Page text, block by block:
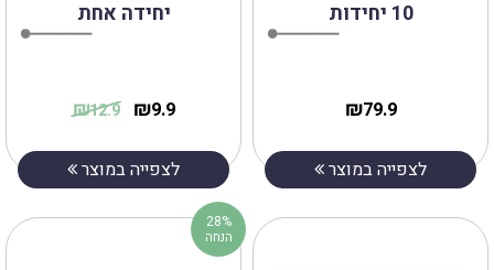
יחידה אחת
9.9
₪
12.9
₪
לצפייה במוצר
10 יחידות
79.9
₪
לצפייה במוצר
28%
הנחה